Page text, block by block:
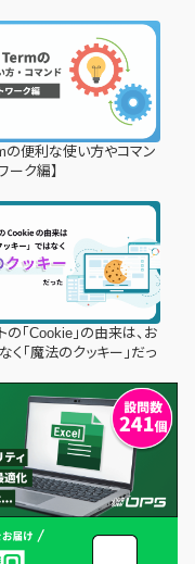
の便利な使い方やコマン
ーク編】
の「Cookie」の由来は、お
く「魔法のクッキー」だっ